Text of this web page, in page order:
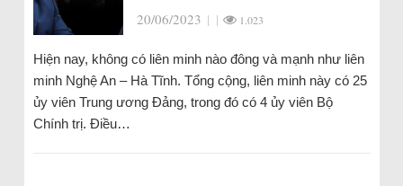
20/06/2023 | | 1.023
Hiện nay, không có liên minh nào đông và mạnh như liên
minh Nghệ An – Hà Tĩnh. Tổng cộng, liên minh này có 25
ủy viên Trung ương Đảng, trong đó có 4 ủy viên Bộ
Chính trị. Điều…